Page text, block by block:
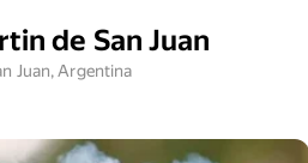
de San Juan
Juan, Argentina